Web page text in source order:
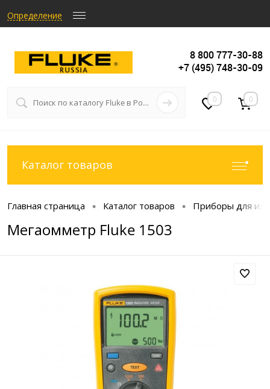
Определение
8 800 777-30-88
+7 (495) 748-30-09
0 0
Каталог товаров
Главная страница • Каталог товаров • Приборы для
Мегаомметр Fluke 1503